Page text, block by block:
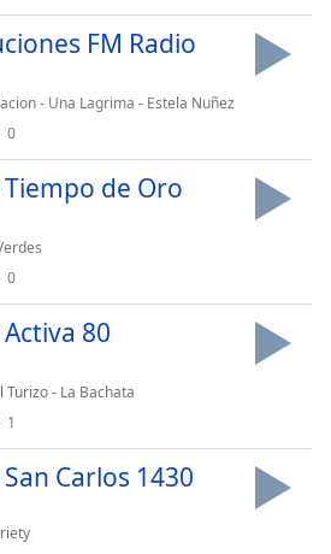
FM Radio
- Una Lagrima - Estela Nuñez
0
Tiempo de Oro
0
80
Turizo - La Bachata
1
Carlos 1430